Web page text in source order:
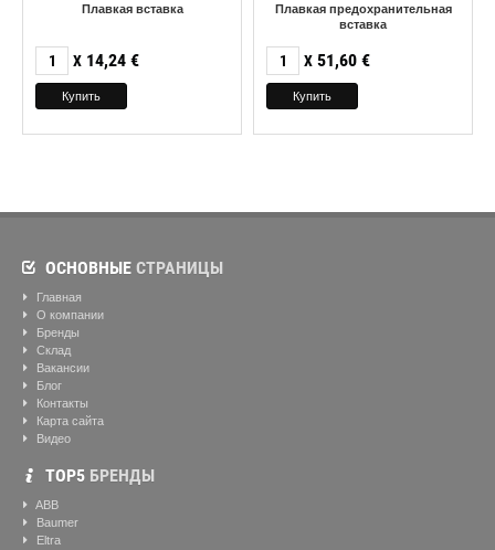
Плавкая вставка
X 14,24 €
Плавкая предохранительная
вставка
X 51,60 €
ОСНОВНЫЕ СТРАНИЦЫ
Главная
О компании
Бренды
Склад
Вакансии
Блог
Контакты
Карта сайта
Видео
ТОР5 БРЕНДЫ
ABB
Baumer
Eltra